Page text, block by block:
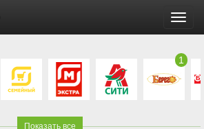
меню
1
Показать все